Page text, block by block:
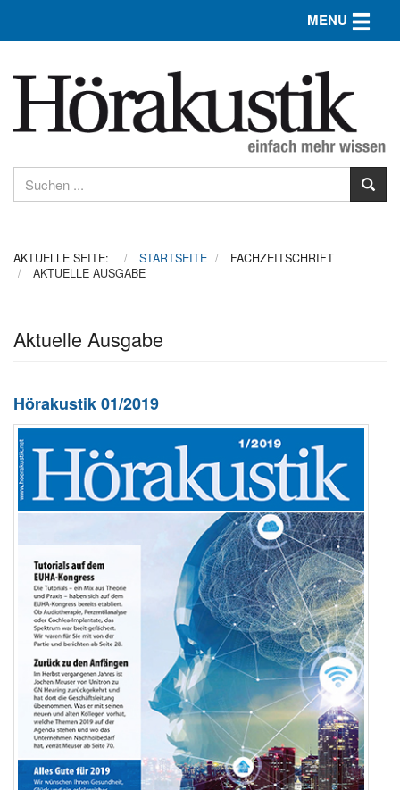
MENU Toggle
AKTUELLE SEITE: STARTSEITE
FACHZEITSCHRIFT
AKTUELLE AUSGABE
Aktuelle Ausgabe
Hörakustik 01/2019